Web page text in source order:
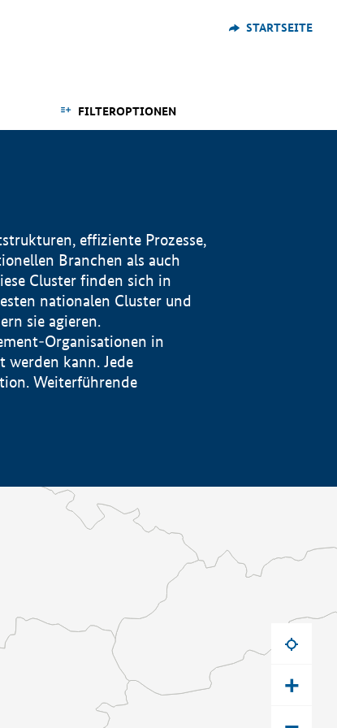
STARTSEITE
FILTEROPTIONEN
effiziente Prozesse,
Branchen als auch
Cluster finden sich in
nationalen Cluster und
sie agieren.
Organisationen in
werden kann. Jede
Weiterführende
+